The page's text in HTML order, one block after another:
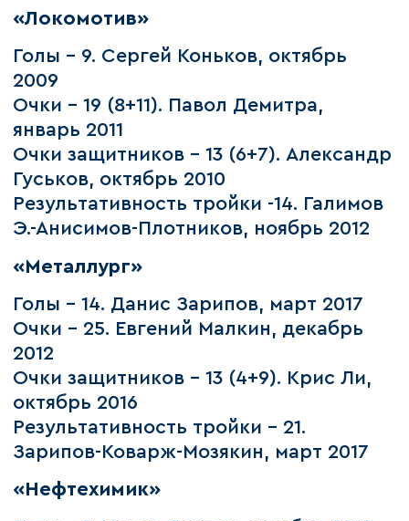
«Локомотив»
Голы – 9. Сергей Коньков, октябрь
2009
Очки – 19 (8+11). Павол Демитра,
январь 2011
Очки защитников – 13 (6+7). Александр
Гуськов, октябрь 2010
Результативность тройки -14. Галимов
Э.-Анисимов-Плотников, ноябрь 2012
«Металлург»
Голы – 14. Данис Зарипов, март 2017
Очки – 25. Евгений Малкин, декабрь
2012
Очки защитников – 13 (4+9). Крис Ли,
октябрь 2016
Результативность тройки – 21.
Зарипов-Коварж-Мозякин, март 2017
«Нефтехимик»